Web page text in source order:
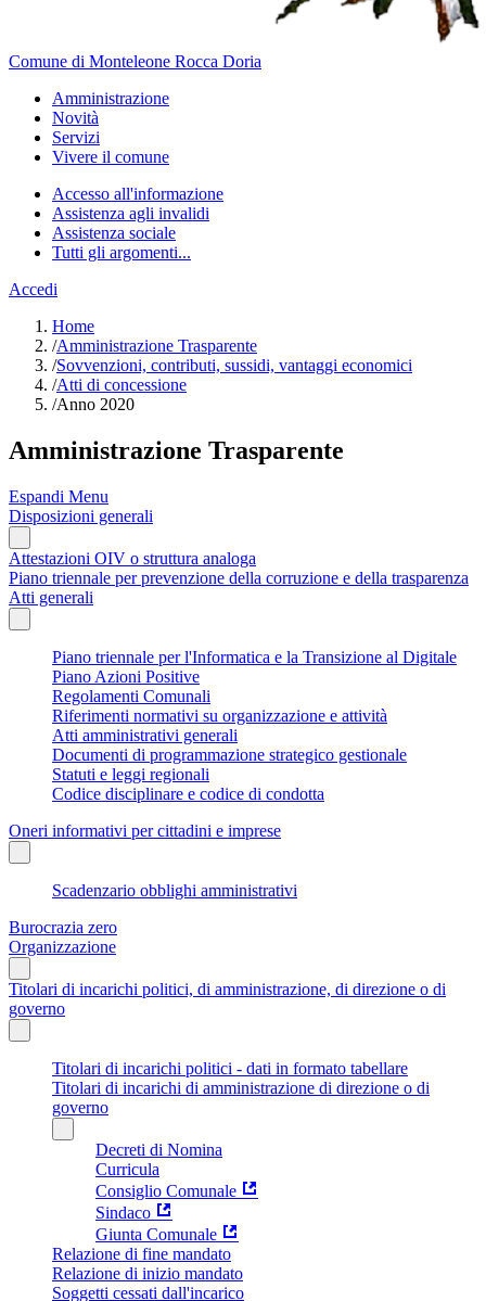
Comune di Monteleone Rocca Doria
Amministrazione
Novità
Servizi
Vivere il comune
Accesso all'informazione
Assistenza agli invalidi
Assistenza sociale
Tutti gli argomenti...
Accedi
Home
/Amministrazione Trasparente
/Sovvenzioni, contributi, sussidi, vantaggi economici
/Atti di concessione
/Anno 2020
Amministrazione Trasparente
Espandi Menu
Disposizioni generali
Attestazioni OIV o struttura analoga
Piano triennale per prevenzione della corruzione e della trasparenza
Atti generali
Piano triennale per l'Informatica e la Transizione al Digitale
Piano Azioni Positive
Regolamenti Comunali
Riferimenti normativi su organizzazione e attività
Atti amministrativi generali
Documenti di programmazione strategico gestionale
Statuti e leggi regionali
Codice disciplinare e codice di condotta
Oneri informativi per cittadini e imprese
Scadenzario obblighi amministrativi
Burocrazia zero
Organizzazione
Titolari di incarichi politici, di amministrazione, di direzione o di
governo
Titolari di incarichi politici - dati in formato tabellare
Titolari di incarichi di amministrazione di direzione o di
governo
Decreti di Nomina
Curricula
Consiglio Comunale
Sindaco
Giunta Comunale
Relazione di fine mandato
Relazione di inizio mandato
Soggetti cessati dall'incarico